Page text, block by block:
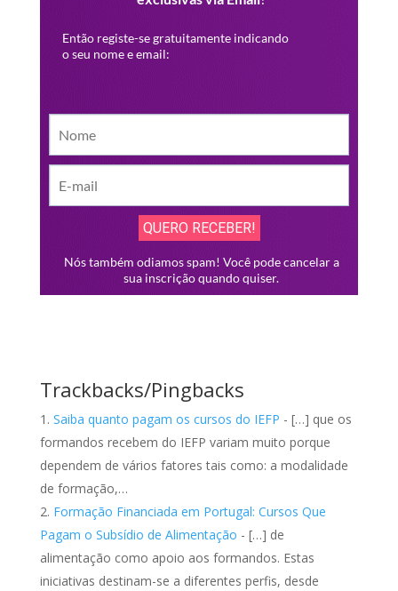
Trackbacks/Pingbacks
Saiba quanto pagam os cursos do IEFP - […] que os
formandos recebem do IEFP variam muito porque
dependem de vários fatores tais como: a modalidade
de formação,…
Formação Financiada em Portugal: Cursos Que
Pagam o Subsídio de Alimentação - […] de
alimentação como apoio aos formandos. Estas
iniciativas destinam-se a diferentes perfis, desde